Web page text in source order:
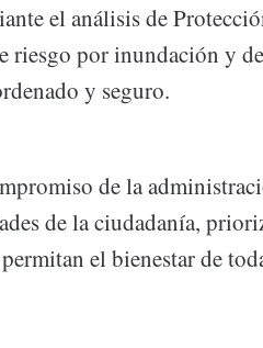
el análisis de
riesgo por inundación y
y seguro.
de la
de la ciudadanía,
el bienestar de